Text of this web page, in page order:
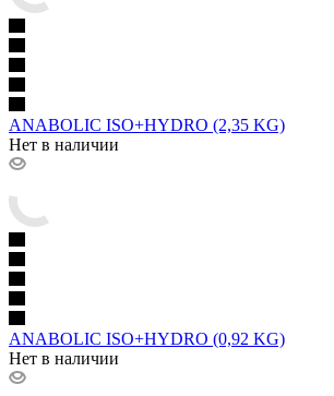
ANABOLIC ISO+HYDRO (2,35 KG)
Нет в наличии
ANABOLIC ISO+HYDRO (0,92 KG)
Нет в наличии